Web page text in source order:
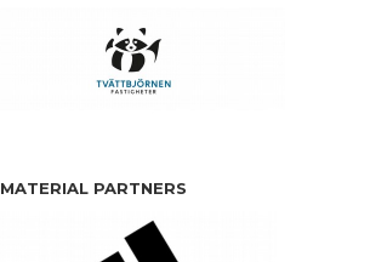
MATERIAL PARTNERS